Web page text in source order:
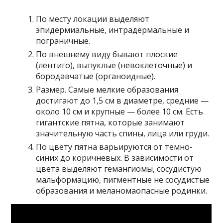
По месту локации выделяют
эпидермиальные, интрадермальные и
пограничные.
По внешнему виду бывают плоские
(лентиго), выпуклые (невоклеточные) и
бородавчатые (органоидные).
Размер. Самые мелкие образования
достигают до 1,5 см в диаметре, средние —
около 10 см и крупные — более 10 см. Есть
гигантские пятна, которые занимают
значительную часть спины, лица или груди.
По цвету пятна варьируются от темно-
синих до коричневых. В зависимости от
цвета выделяют гемангиомы, сосудистую
мальформацию, пигментные не сосудистые
образования и меланомаопасные родинки.